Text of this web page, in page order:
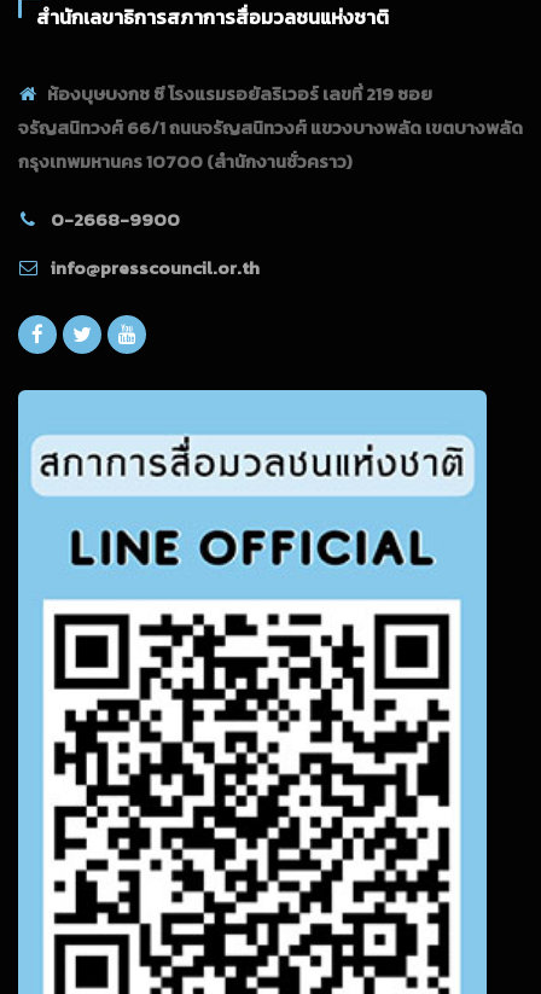
สำนักเลขาธิการสภาการสื่อมวลชนแห่งชาติ
ห้องบุษบงกช ซี โรงแรมรอยัลริเวอร์ เลขที่ 219 ซอย
จรัญสนิทวงศ์ 66/1 ถนนจรัญสนิทวงศ์ แขวงบางพลัด เขตบางพลัด
กรุงเทพมหานคร 10700(สำนักงานชั่วคราว)
0-2668-9900
info@presscouncil.or.th